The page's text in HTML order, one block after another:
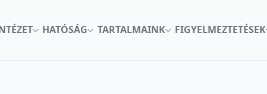
HATÓSÁG TARTALMAINK FIGYELMEZTETÉSEK